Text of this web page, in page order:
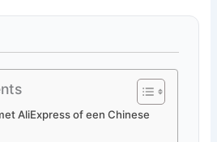
AliExpress of een Chinese